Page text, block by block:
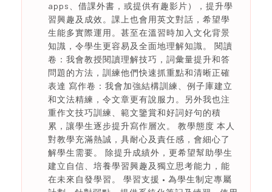
apps、借課外書，或提供有趣影片），提升學
習興趣及成效。課上也會用英文對話，希望學
生能多實際運用。甚至在溫習時加入文化背景
知識，令學生更容易及全面地理解知識。 閱讀
卷：我會教授閱讀理解技巧，詞彙量提升和答
問題的方法，訓練他們快速抓重點和清晰正確
表達 寫作卷：我會加強結構訓練、例子庫建立
和文法精練，令文章更有說服力。另外我也注
重作文技巧訓練、範文鑒賞和好詞好句的積
累，讓學生逐步提升寫作層次。 教學態度 本人
對教學充滿熱誠，具耐心及責任感，會細心了
解學生需要。 除提升成績外，更希望幫助學生
建立自信、培養學習興趣及獨立思考能力，能
在未來自發學習。 學習支援 • 為學生制定專屬